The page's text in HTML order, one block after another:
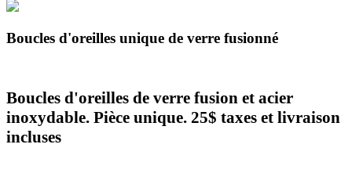
Boucles d'oreilles unique de verre fusionné
Boucles d'oreilles de verre fusion et acier
inoxydable. Pièce unique. 25$ taxes et livraison
incluses